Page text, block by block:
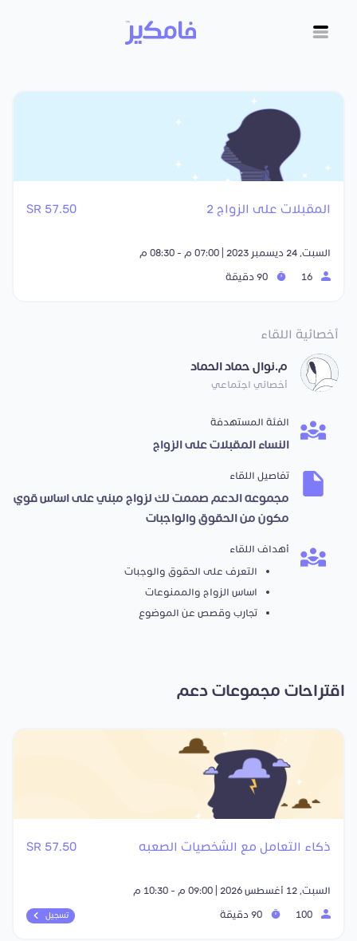
المقبلات على الزواج 2 57.50 SR
السبت, 24 ديسمبر 2023 | 07:00 م - 08:30 م
أخصائية اللقاء
م.نوال حماد الحماد
أخصائي اجتماعي
الفئة المستهدفة
النساء المقبلات على الزواج
تفاصيل اللقاء
مجموعه الدعم صممت لك لزواج مبني على اساس قوي
مكون من الحقوق والواجبات
أهداف اللقاء
التعرف على الحقوق والوجبات
اساس الزواج والممنوعات
تجارب وقصص عن الموضوع
اقتراحات مجموعات دعم
ذكاء التعامل مع الشخصيات الصعبه 57.50 SR
السبت, 12 أغسطس 2026 | 09:00 م - 10:30 م
تسجيل